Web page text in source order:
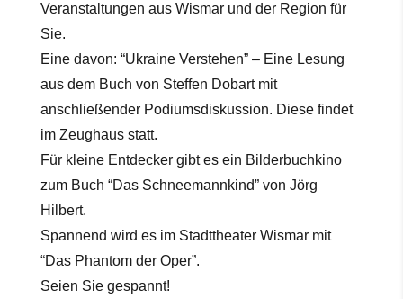
Veranstaltungen aus Wismar und der Region für
Sie.
Eine davon: “Ukraine Verstehen” – Eine Lesung
aus dem Buch von Steffen Dobart mit
anschließender Podiumsdiskussion. Diese findet
im Zeughaus statt.
Für kleine Entdecker gibt es ein Bilderbuchkino
zum Buch “Das Schneemannkind” von Jörg
Hilbert.
Spannend wird es im Stadttheater Wismar mit
“Das Phantom der Oper”.
Seien Sie gespannt!